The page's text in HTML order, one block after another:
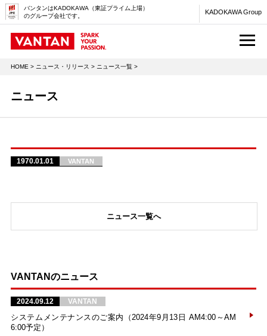
バンタンはKADOKAWA（東証プライム上場）
のグループ会社です。
KADOKAWA Group
HOME > ニュース・リリース > ニュース一覧 >
ニュース
1970.01.01 VANTAN
ニュース一覧へ
VANTANのニュース
2024.09.12 VANTAN
システムメンテナンスのご案内（2024年9月13日 AM4:00～AM
6:00予定）